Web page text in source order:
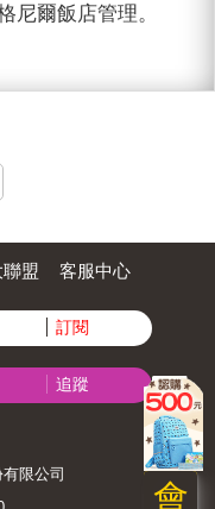
尼爾飯店管理。
會
盟 客服中心
訂閱
追蹤
限公司